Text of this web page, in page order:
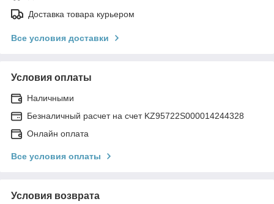
Доставка товара курьером
Все условия доставки
Условия оплаты
Наличными
Безналичный расчет на счет KZ95722S000014244328
Онлайн оплата
Все условия оплаты
Условия возврата